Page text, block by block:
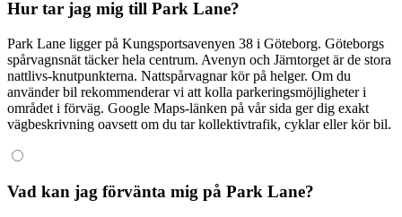
Hur tar jag mig till Park Lane?
Park Lane ligger på Kungsportsavenyen 38 i Göteborg. Göteborgs
spårvagnsnät täcker hela centrum. Avenyn och Järntorget är de stora
nattlivs-knutpunkterna. Nattspårvagnar kör på helger. Om du
använder bil rekommenderar vi att kolla parkeringsmöjligheter i
området i förväg. Google Maps-länken på vår sida ger dig exakt
vägbeskrivning oavsett om du tar kollektivtrafik, cyklar eller kör bil.
Vad kan jag förvänta mig på Park Lane?